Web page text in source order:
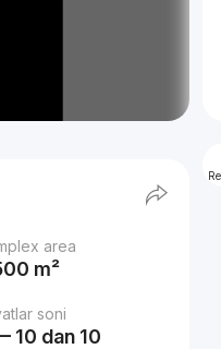
area
m²
soni
10 dan 10